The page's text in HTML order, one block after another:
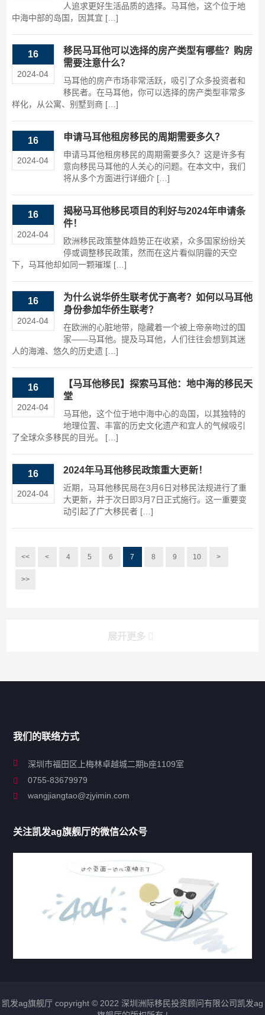
人追求更好生活品质的选择。马耳他，这个位于地
中海中部的岛国，因其宜 […]
16
2024-04
移民马耳他可以选择的房产类型有哪些？购房
需要注意什么？
马耳他的房产市场非常活跃，吸引了众多投资者和
移民者。在马耳他，你可以选择的房产类型非常多
样化，从公寓、别墅到商 […]
16
2024-04
申请马耳他租房移民的周期需要多久？
申请马耳他租房移民的周期需要多久？这是许多有
意向移民马耳他的人关心的问题。在本文中，我们
将从多个方面进行详细介 […]
16
2024-04
揭秘马耳他移民项目的利好与2024年申请条
件！
欧洲移民政策整体趋势正在收紧，众多国家纷纷关
停或调整移民政策，然而在这片看似阴霾的天空
下，马耳他却如同一颗璀璨 […]
16
2024-04
为什么说华侨生联考优于高考？如何以马耳他
身份参加华侨生联考？
在欧洲的心脏地带，隐藏着一个被上帝亲吻过的国
家——马耳他。提及马耳他，人们往往会想到其迷
人的海滩、悠久的历史遗 […]
16
2024-04
【马耳他移民】探索马耳他：地中海的移民天
堂
马耳他，这个位于地中海中心的岛国，以其独特的
地理位置、丰富的历史文化遗产和宜人的气候吸引
了全球众多移民的目光。 […]
16
2024-04
2024年马耳他移民政策重大更新！
近期，马耳他移民局在3月6日对移民法规进行了重
大更新，并于次日即3月7日正式施行。这一重要变
动引起了广大移民者 […]
<< < 4 5 6 7 8 9 10 >
>>
展开更多
联系凯发ag旗舰厅
行业动态
圣基茨移民 瓦努阿图移民 多米尼克移民
我们的联络方式
深圳市福田区上梅林卓越城二期b座1109室
0755-83679979
wangjiangtao@zjyimin.com
关注凯发ag旗舰厅的微信公众号
凯发ag旗舰厅 copyright © 2022 深圳洲际移民投资顾问有限公司凯发ag